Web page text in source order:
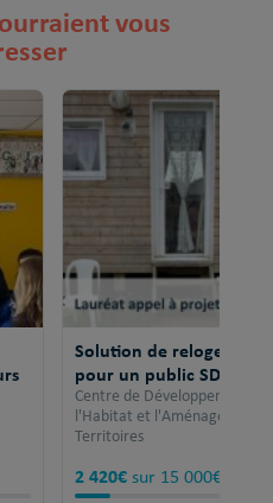
vous
Solution de relogement
pour un public SDF
Centre de Développement
l'Habitat et l'Aménagement
Territoires
2 420€ sur 15 000€